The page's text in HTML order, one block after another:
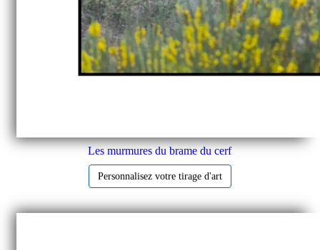
Les murmures du brame du cerf
Personnalisez votre tirage d'art